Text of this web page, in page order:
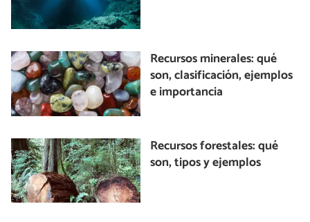
Recursos minerales: qué
son, clasificación, ejemplos
e importancia
Recursos forestales: qué
son, tipos y ejemplos